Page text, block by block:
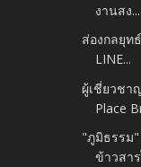
งานสง...
ส่องกลยุท
LINE...
ผู้เชี่ยวชา
Place
"ภูมิธรรม
ข้าวสา